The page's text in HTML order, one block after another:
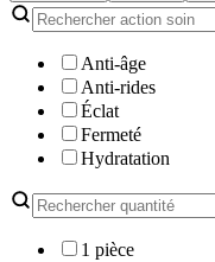
Anti-âge
Anti-rides
Éclat
Fermeté
Hydratation
1 pièce